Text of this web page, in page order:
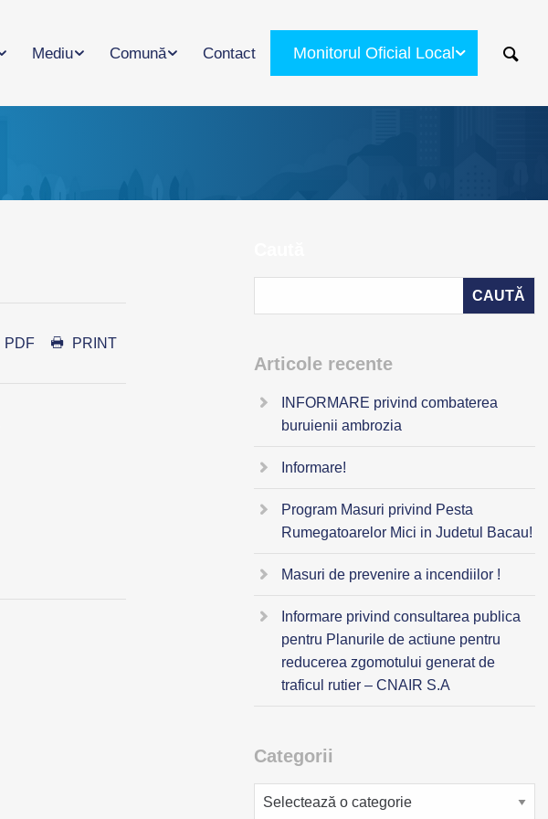
Mediu Comună Contact Monitorul Oficial Local
PDF PRINT
Articole recente
INFORMARE privind combaterea
buruienii ambrozia
Informare!
Program Masuri privind Pesta
Rumegatoarelor Mici in Judetul Bacau!
Masuri de prevenire a incendiilor !
Informare privind consultarea publica
pentru Planurile de actiune pentru
reducerea zgomotului generat de
traficul rutier – CNAIR S.A
Categorii
Categorii